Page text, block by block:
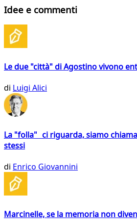
Idee e commenti
Le due "città" di Agostino vivono
di Luigi Alici
La "folla" ci riguarda, siamo
stessi
di Enrico Giovannini
Marcinelle, se la memoria non